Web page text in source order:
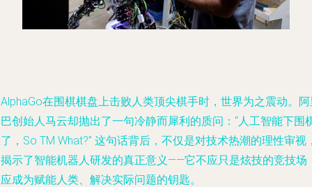
在围棋棋盘上击败人类顶尖棋手时，世界为之震动。
创始人马云却抛出了一句冷静而犀利的质问：“人工智能下围
，So TM What?” 这句话背后，不仅是对技术热潮的理性审视
示了智能机器人研发的真正意义——它不应只是炫技的竞技场
成为赋能人类、解决实际问题的钥匙。